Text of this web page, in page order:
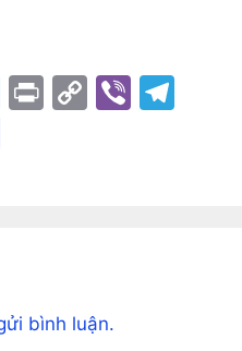
T
Pr C
Vi
bình luận.